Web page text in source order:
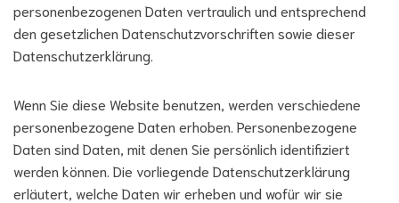
personenbezogenen Daten vertraulich und entsprechend
den gesetzlichen Datenschutzvorschriften sowie dieser
Datenschutzerklärung.
Wenn Sie diese Website benutzen, werden verschiedene
personenbezogene Daten erhoben. Personenbezogene
Daten sind Daten, mit denen Sie persönlich identifiziert
werden können. Die vorliegende Datenschutzerklärung
erläutert, welche Daten wir erheben und wofür wir sie